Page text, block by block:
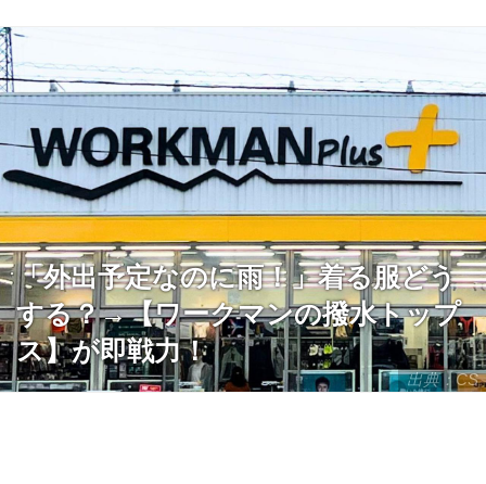
出典：CS
「外出予定なのに雨！」着る服どう
する？→【ワークマンの撥水トップ
ス】が即戦力！